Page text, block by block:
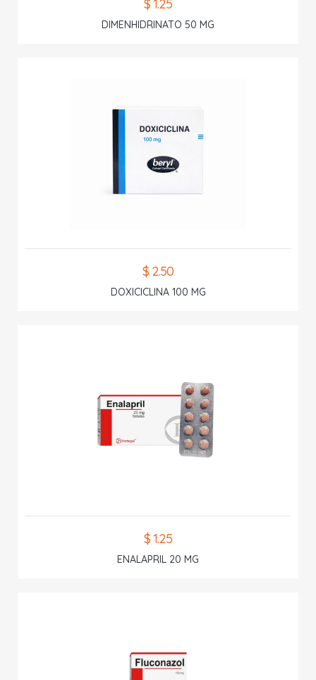
$ 1.25
DIMENHIDRINATO 50 MG
$ 2.50
DOXICICLINA 100 MG
$ 1.25
ENALAPRIL 20 MG